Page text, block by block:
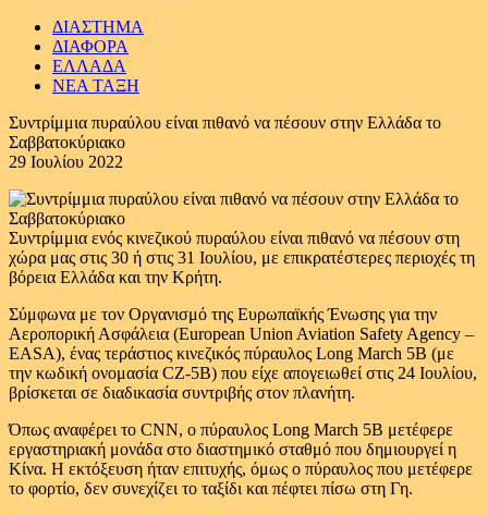
ΔΙΑΣΤΗΜΑ
ΔΙΑΦΟΡΑ
ΕΛΛΑΔΑ
ΝΕΑ ΤΑΞΗ
Συντρίμμια πυραύλου είναι πιθανό να πέσουν στην Ελλάδα το
Σαββατοκύριακο
29 Ιουλίου 2022
Συντρίμμια ενός κινεζικού πυραύλου είναι πιθανό να πέσουν στη
χώρα μας στις 30 ή στις 31 Ιουλίου, με επικρατέστερες περιοχές τη
βόρεια Ελλάδα και την Κρήτη.
Σύμφωνα με τον Οργανισμό της Ευρωπαϊκής Ένωσης για την
Αεροπορική Ασφάλεια (European Union Aviation Safety Agency –
EASA), ένας τεράστιος κινεζικός πύραυλος Long March 5B (με
την κωδική ονομασία CZ-5B) που είχε απογειωθεί στις 24 Ιουλίου,
βρίσκεται σε διαδικασία συντριβής στον πλανήτη.
Όπως αναφέρει το CNN, ο πύραυλος Long March 5B μετέφερε
εργαστηριακή μονάδα στο διαστημικό σταθμό που δημιουργεί η
Κίνα. Η εκτόξευση ήταν επιτυχής, όμως ο πύραυλος που μετέφερε
το φορτίο, δεν συνεχίζει το ταξίδι και πέφτει πίσω στη Γη.